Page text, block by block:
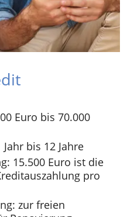
Euro bis 70.000
bis 12 Jahre
15.500 Euro ist die
pro
zur freien